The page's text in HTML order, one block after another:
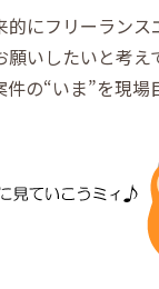
にフリーランス
いしたいと考え
の“いま”を現場